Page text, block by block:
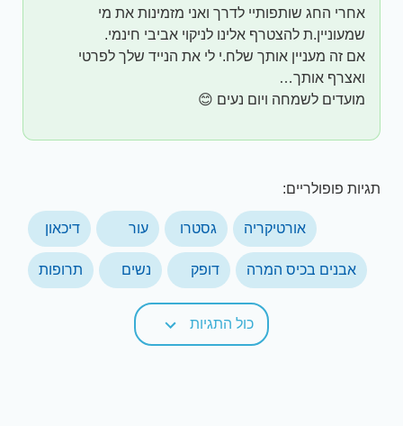
אחרי החג שותפותיי לדרך ואני מזמינות את מי
שמעוניין.ת להצטרף אלינו לניקוי אביבי חינמי.
אם זה מעניין אותך שלח.י לי את הנייד שלך לפרטי
ואצרף אותך…
מועדים לשמחה ויום נעים 😊
תגיות פופולריים:
אורטיקריה גסטרו עור דיכאון
אבנים בכיס המרה דופק נשים תרופות
כול התגיות